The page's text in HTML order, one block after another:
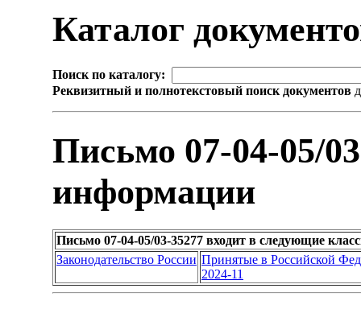
Каталог
Поиск по каталогу:
Реквизитный и полнотекстовый поиск документов
Письмо 07-04-05/
информации
Письмо 07-04-05/03-35277 входит в следующие
Законодательство России Принятые в Российской
2024-11